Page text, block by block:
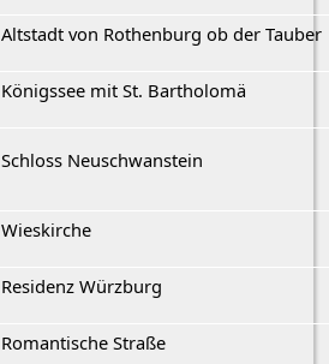
Altstadt von Rothenburg ob der Tauber
Königssee mit St. Bartholomä
Schloss Neuschwanstein
Wieskirche
Residenz Würzburg
Romantische Straße